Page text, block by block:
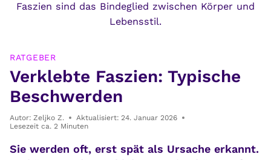
Faszien sind das Bindeglied zwischen Körper und
Lebensstil.
RATGEBER
Verklebte Faszien: Typische
Beschwerden
Autor: Zeljko Z. Aktualisiert: 24. Januar 2026
Lesezeit ca. 2 Minuten
Sie werden oft, erst spät als Ursache erkannt.